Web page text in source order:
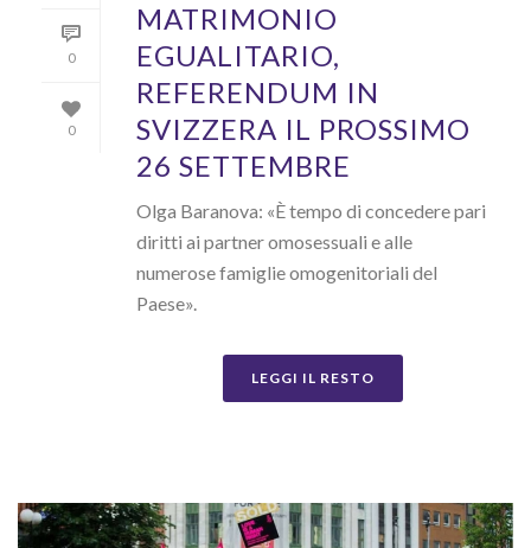
0
0
MATRIMONIO
EGUALITARIO,
REFERENDUM IN
SVIZZERA IL PROSSIMO
26 SETTEMBRE
Olga Baranova: «È tempo di concedere pari
diritti ai partner omosessuali e alle
numerose famiglie omogenitoriali del
Paese».
LEGGI IL RESTO